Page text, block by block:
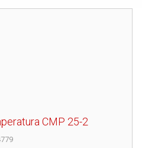
CMP 25-2